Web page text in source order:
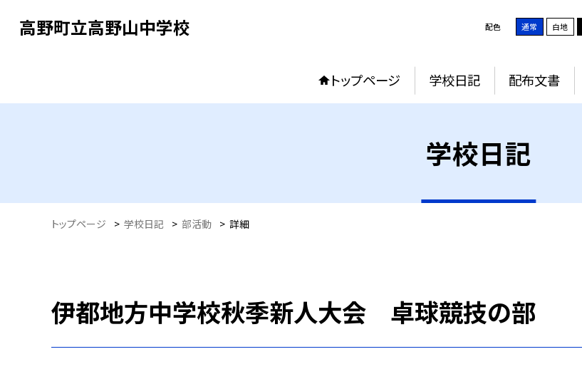
高野町立高野山中学校 配色 通常 白地
トップページ 学校日記 配布文書
学校日記
トップページ > 学校日記 > 部活動 > 詳細
伊都地方中学校秋季新人大会 卓球競技の部